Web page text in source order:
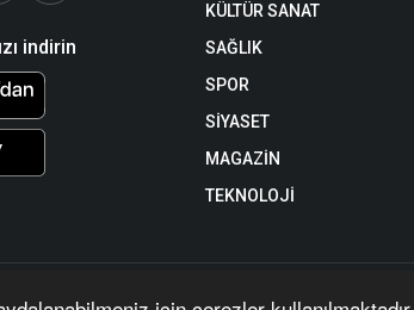
indirin
KÜLTÜR SANAT
SAĞLIK
SPOR
SİYASET
MAGAZİN
TEKNOLOJİ